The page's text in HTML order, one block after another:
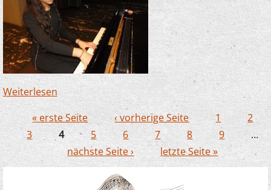
Weiterlesen über Rania Mossleh glänzt bei den JSO-
Konzerten in Werdohl und Plettenberg
Seiten
« erste Seite ‹ vorherige Seite 1
2
3
4 5 6 7 8 9
…
nächste Seite ›
letzte Seite »